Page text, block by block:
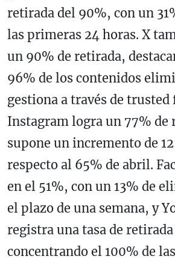
retirada del 90%, con un
las primeras 24 horas. X
un 90% de retirada,
96% de los contenidos
gestiona a través de trusted
Instagram logra un 77% de
supone un incremento de
respecto al 65% de abril.
en el 51%, con un 13% de
el plazo de una semana, y
registra una tasa de
concentrando el 100% de